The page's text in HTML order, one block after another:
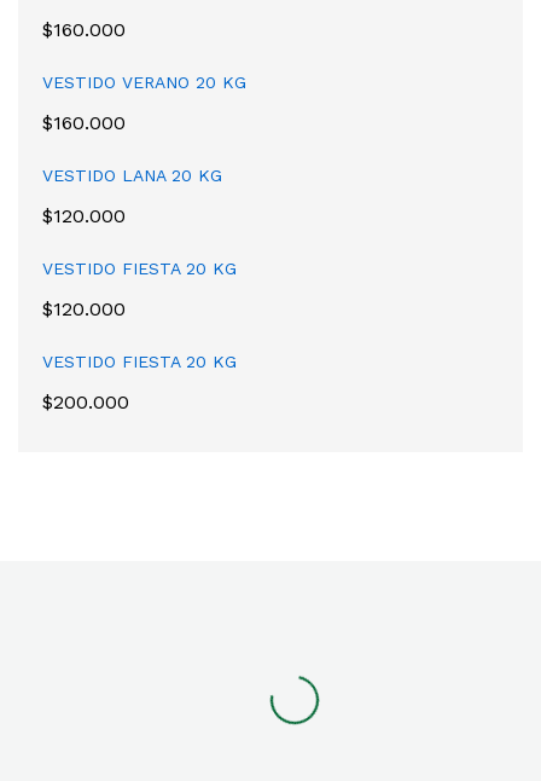
$160.000
VESTIDO VERANO 20 KG
$160.000
VESTIDO LANA 20 KG
$120.000
VESTIDO FIESTA 20 KG
$120.000
VESTIDO FIESTA 20 KG
$200.000